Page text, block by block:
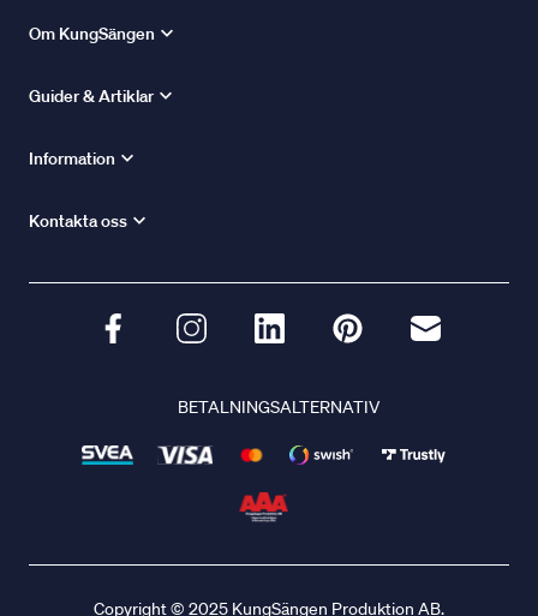
Om KungSängen
Guider & Artiklar
Information
Kontakta oss
BETALNINGSALTERNATIV
Copyright © 2025 KungSängen Produktion AB.